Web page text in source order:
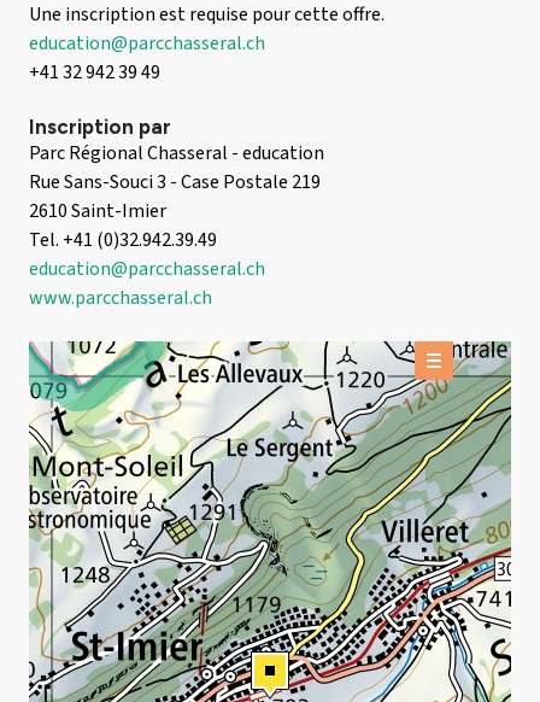
Une inscription est requise pour cette offre.
education@parcchasseral.ch
+41 32 942 39 49
Inscription par
Parc Régional Chasseral - education
Rue Sans-Souci 3 - Case Postale 219
2610 Saint-Imier
Tel. +41 (0)32.942.39.49
education@parcchasseral.ch
www.parcchasseral.ch
OFFRES
Offre réservable
+
INFORMATIONS DE BASE